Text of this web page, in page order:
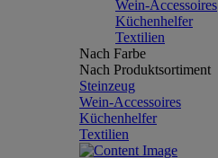
Wein-Accessoires
Küchenhelfer
Textilien
Nach Farbe
Nach Produktsortiment
Steinzeug
Wein-Accessoires
Küchenhelfer
Textilien